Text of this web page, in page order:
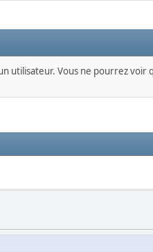
Vous ne pourrez voir